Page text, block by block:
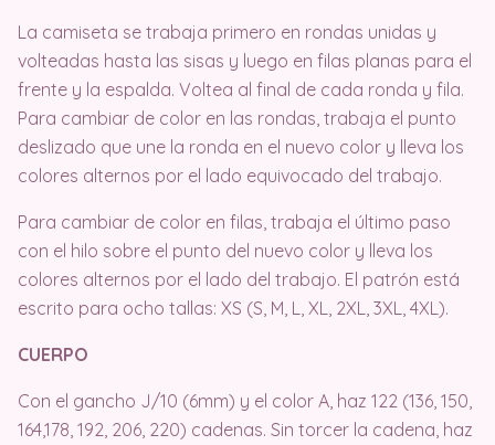
La camiseta se trabaja primero en rondas unidas y
volteadas hasta las sisas y luego en filas planas para el
frente y la espalda. Voltea al final de cada ronda y fila.
Para cambiar de color en las rondas, trabaja el punto
deslizado que une la ronda en el nuevo color y lleva los
colores alternos por el lado equivocado del trabajo.
Para cambiar de color en filas, trabaja el último paso
con el hilo sobre el punto del nuevo color y lleva los
colores alternos por el lado del trabajo. El patrón está
escrito para ocho tallas: XS (S, M, L, XL, 2XL, 3XL, 4XL).
CUERPO
Con el gancho J/10 (6mm) y el color A, haz 122 (136, 150,
164,178, 192, 206, 220) cadenas. Sin torcer la cadena, haz